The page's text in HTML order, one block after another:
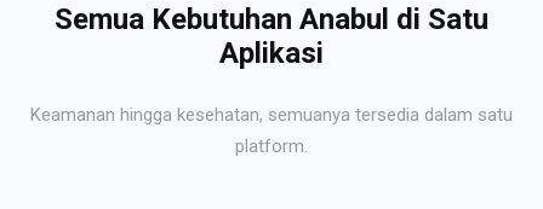
Semua Kebutuhan Anabul di Satu
Aplikasi
Keamanan hingga kesehatan, semuanya tersedia dalam satu
platform.